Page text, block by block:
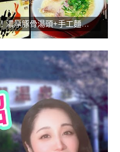
【日本美食】當地人大推的博多拉麵！濃厚豚骨湯頭+手工麵的無敵組合